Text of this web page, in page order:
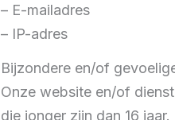
– E-mailadres
– IP-adres
Bijzondere en/of
Onze website en/of
die jonger zijn dan 16